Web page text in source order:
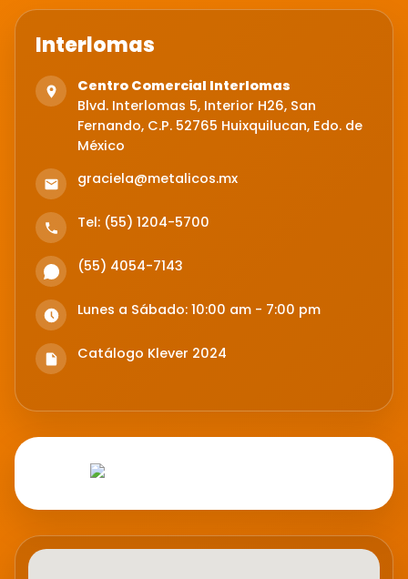
Interlomas
Centro Comercial Interlomas
Blvd. Interlomas 5, Interior H26, San
Fernando, C.P. 52765 Huixquilucan, Edo. de
México
graciela@metalicos.mx
Tel: (55) 1204-5700
(55) 4054-7143
Lunes a Sábado: 10:00 am - 7:00 pm
Catálogo Klever 2024